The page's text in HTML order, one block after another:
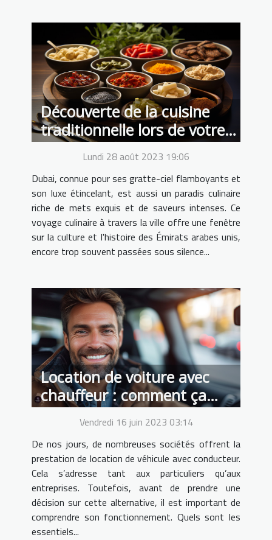
Découverte de la cuisine
traditionnelle lors de votre
visite à Dubai
Lundi 28 août 2023 19:06
Dubai, connue pour ses gratte-ciel flamboyants et
son luxe étincelant, est aussi un paradis culinaire
riche de mets exquis et de saveurs intenses. Ce
voyage culinaire à travers la ville offre une fenêtre
sur la culture et l'histoire des Émirats arabes unis,
encore trop souvent passées sous silence...
Location de voiture avec
chauffeur : comment ça
fonctionne ?
Vendredi 16 juin 2023 03:14
De nos jours, de nombreuses sociétés offrent la
prestation de location de véhicule avec conducteur.
Cela s’adresse tant aux particuliers qu’aux
entreprises. Toutefois, avant de prendre une
décision sur cette alternative, il est important de
comprendre son fonctionnement. Quels sont les
essentiels...